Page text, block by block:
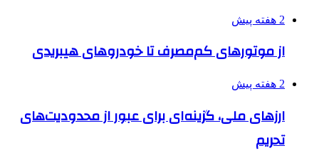
2 هفته پیش
از موتورهای کم‌مصرف تا خودروهای هیبریدی
2 هفته پیش
ارزهای ملی، گزینه‌ای برای عبور از محدودیت‌های
تحریم